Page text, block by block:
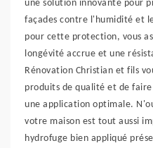
une solution innovante pour
façades contre l'humidité et
pour cette protection, vous
longévité accrue et une
Rénovation Christian et fils
produits de qualité et de
une application optimale.
votre maison est tout aussi
hydrofuge bien appliqué